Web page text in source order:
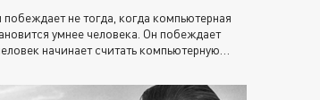
не тогда, когда компьютерная
умнее человека. Он побеждает
начинает считать компьютерную